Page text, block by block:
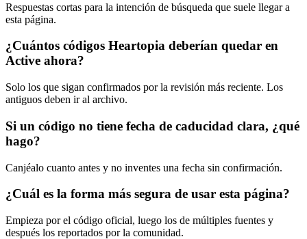
Respuestas cortas para la intención de búsqueda que suele llegar a
esta página.
¿Cuántos códigos Heartopia deberían quedar en
Active ahora?
Solo los que sigan confirmados por la revisión más reciente. Los
antiguos deben ir al archivo.
Si un código no tiene fecha de caducidad clara, ¿qué
hago?
Canjéalo cuanto antes y no inventes una fecha sin confirmación.
¿Cuál es la forma más segura de usar esta página?
Empieza por el código oficial, luego los de múltiples fuentes y
después los reportados por la comunidad.